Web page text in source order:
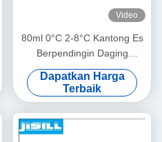
Video
80ml 0°C 2-8°C Kantong Es
Berpendingin Daging
Makanan Insulasi yang
Dapat Digunakan Kembali
untuk Penggunaan Medis
Luar Ruangan Kipas
Pendingin ASI
Dapatkan Harga
Terbaik